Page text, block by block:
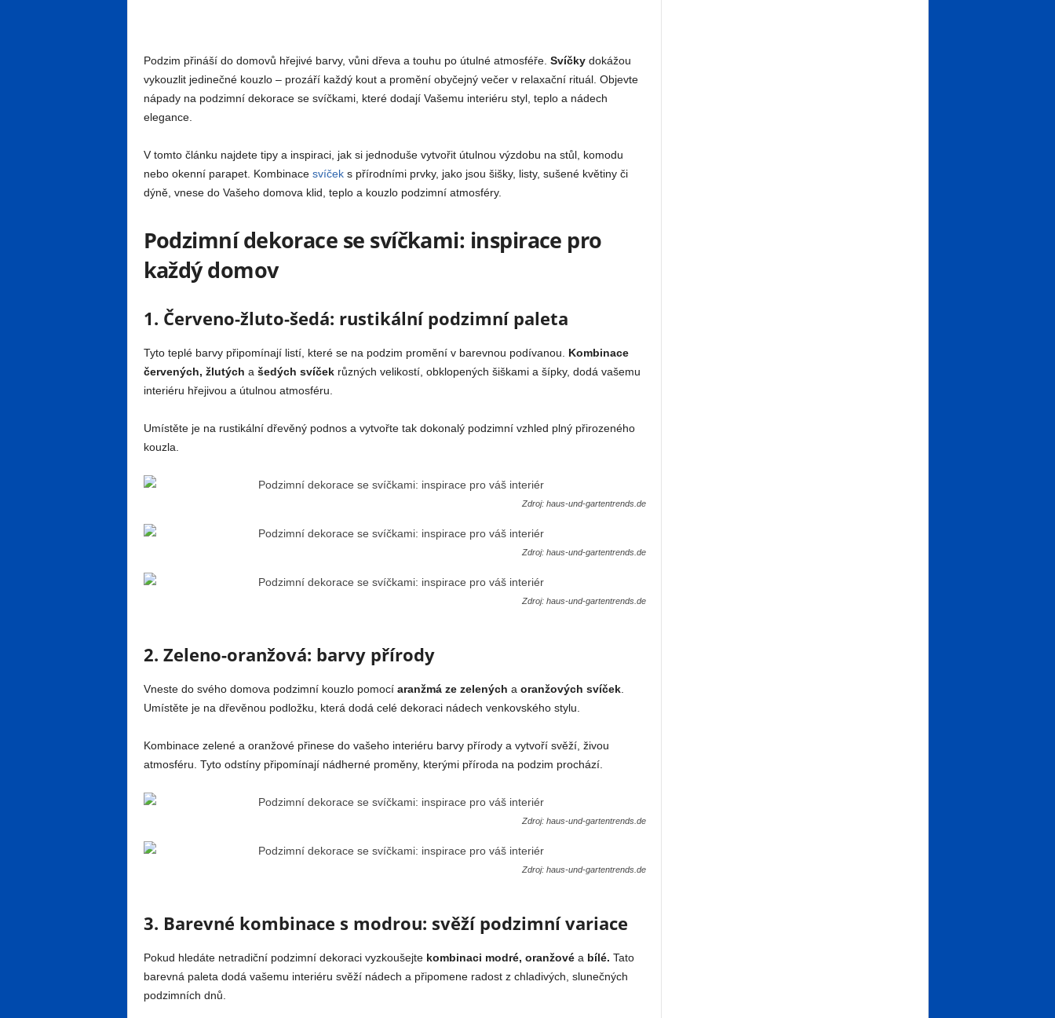
Podzim přináší do domovů hřejivé barvy, vůni dřeva a touhu po útulné atmosféře. Svíčkydokážou
vykouzlit jedinečné kouzlo – prozáří každý kout a promění obyčejný večer v relaxační rituál. Objevte
nápady na podzimní dekorace se svíčkami, které dodají Vašemu interiéru styl, teplo a nádech
elegance.
V tomto článku najdete tipy a inspiraci, jak si jednoduše vytvořit útulnou výzdobu na stůl, komodu
nebo okenní parapet. Kombinace svíčeks přírodními prvky, jako jsou šišky, listy, sušené květiny či
dýně, vnese do Vašeho domova klid, teplo a kouzlo podzimní atmosféry.
Podzimní dekorace se svíčkami: inspirace pro
každý domov
1. Červeno-žluto-šedá: rustikální podzimní paleta
Tyto teplé barvy připomínají listí, které se na podzim promění v barevnou podívanou. Kombinace
červených, žlutých a šedých svíčekrůzných velikostí, obklopených šiškami a šípky, dodá vašemu
interiéru hřejivou a útulnou atmosféru.
Umístěte je na rustikální dřevěný podnos a vytvořte tak dokonalý podzimní vzhled plný přirozeného
kouzla.
Zdroj: haus-und-gartentrends.de
Zdroj: haus-und-gartentrends.de
Zdroj: haus-und-gartentrends.de
2. Zeleno-oranžová: barvy přírody
Vneste do svého domova podzimní kouzlo pomocíaranžmá ze zelených a oranžových svíček.
Umístěte je na dřevěnou podložku, která dodá celé dekoraci nádech venkovského stylu.
Kombinace zelené a oranžové přinese do vašeho interiéru barvy přírody a vytvoří svěží, živou
atmosféru. Tyto odstíny připomínají nádherné proměny, kterými příroda na podzim prochází.
Zdroj: haus-und-gartentrends.de
Zdroj: haus-und-gartentrends.de
3. Barevné kombinace s modrou: svěží podzimní variace
Pokud hledáte netradiční podzimní dekoraci vyzkoušejte kombinaci modré, oranžové a bílé. Tato
barevná paleta dodá vašemu interiéru svěží nádech a připomene radost z chladivých, slunečných
podzimních dnů.